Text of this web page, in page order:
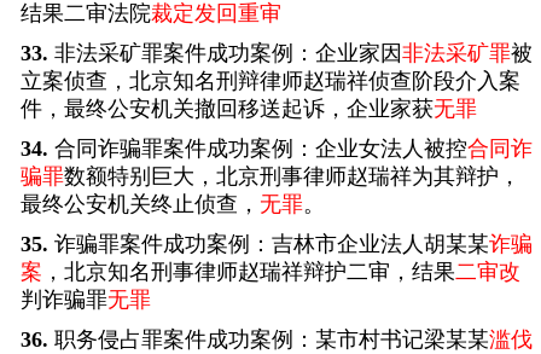
结果二审法院裁定发回重审
33. 非法采矿罪案件成功案例：企业家因非法采矿罪被
立案侦查，北京知名刑辩律师赵瑞祥侦查阶段介入案
件，最终公安机关撤回移送起诉，企业家获无罪
34. 合同诈骗罪案件成功案例：企业女法人被控合同诈
骗罪数额特别巨大，北京刑事律师赵瑞祥为其辩护，
最终公安机关终止侦查， 无罪。
35. 诈骗罪案件成功案例：吉林市企业法人胡某某诈骗
案 ，北京知名刑事律师赵瑞祥辩护二审，结果二审改
判诈骗罪无罪
36. 职务侵占罪案件成功案例：某市村书记梁某某滥伐